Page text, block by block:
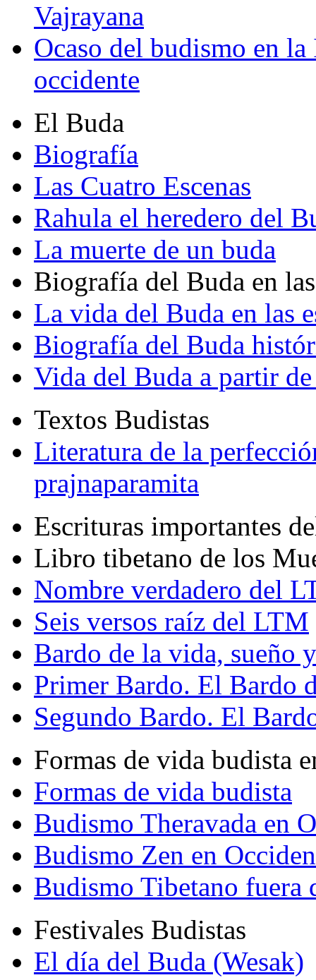
Vajrayana
Ocaso del budismo en
occidente
El Buda
Biografía
Las Cuatro Escenas
Rahula el heredero del
La muerte de un buda
Biografía del Buda en
La vida del Buda en las
Biografía del Buda
Vida del Buda a partir de
Textos Budistas
Literatura de la
prajnaparamita
Escrituras importantes
Libro tibetano de los
Nombre verdadero del
Seis versos raíz del LTM
Bardo de la vida, sueño
Primer Bardo. El Bardo
Segundo Bardo. El
Formas de vida budista
Formas de vida budista
Budismo Theravada en
Budismo Zen en
Budismo Tibetano fuera
Festivales Budistas
El día del Buda (Wesak)